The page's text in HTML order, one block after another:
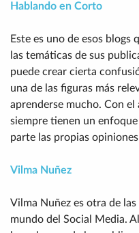
Hablando en Corto
Este es uno de esos blogs
las temáticas de sus
puede crear cierta
una de las figuras más
aprenderse mucho. Con
siempre tienen un
parte las propias
Vilma Nuñez
Vilma Nuñez es otra de las
mundo del Social Media.